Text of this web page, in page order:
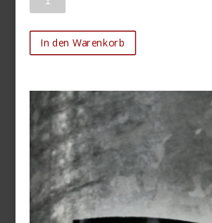
In den Warenkorb